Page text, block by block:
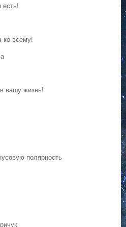
всему!
вашу жизнь!
полярность